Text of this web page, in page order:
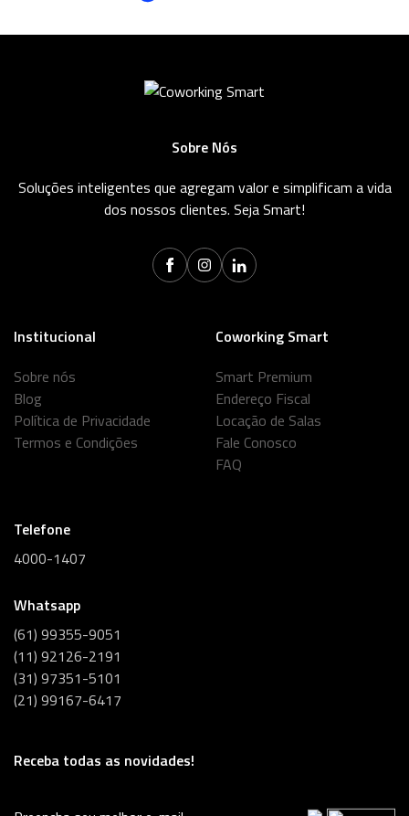
Sobre Nós
Soluções inteligentes que agregam valor e simplificam a vida
dos nossos clientes. Seja Smart!
Institucional
Sobre nós
Blog
Política de Privacidade
Termos e Condições
Coworking Smart
Smart Premium
Endereço Fiscal
Locação de Salas
Fale Conosco
FAQ
Telefone
4000-1407
Whatsapp
(61) 99355-9051
(11) 92126-2191
(31) 97351-5101
(21) 99167-6417
Receba todas as novidades!